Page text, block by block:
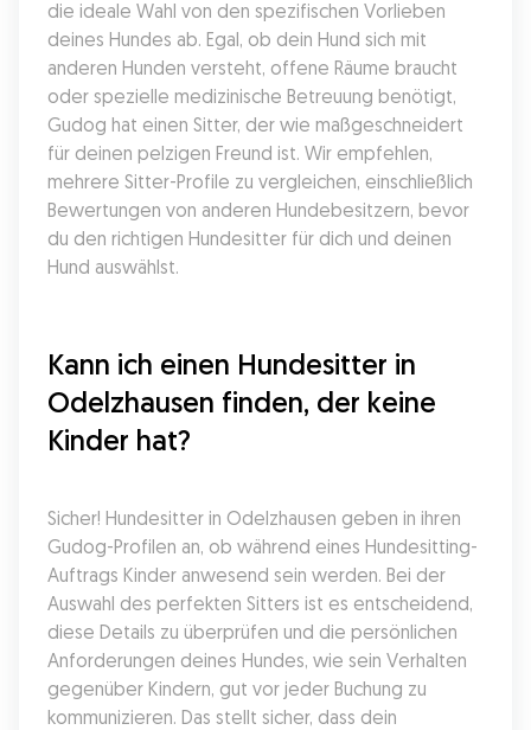
die ideale Wahl von den spezifischen Vorlieben
deines Hundes ab. Egal, ob dein Hund sich mit
anderen Hunden versteht, offene Räume braucht
oder spezielle medizinische Betreuung benötigt,
Gudog hat einen Sitter, der wie maßgeschneidert
für deinen pelzigen Freund ist. Wir empfehlen,
mehrere Sitter-Profile zu vergleichen, einschließlich
Bewertungen von anderen Hundebesitzern, bevor
du den richtigen Hundesitter für dich und deinen
Hund auswählst.
Kann ich einen Hundesitter in
Odelzhausen finden, der keine
Kinder hat?
Sicher! Hundesitter in Odelzhausen geben in ihren
Gudog-Profilen an, ob während eines Hundesitting-
Auftrags Kinder anwesend sein werden. Bei der
Auswahl des perfekten Sitters ist es entscheidend,
diese Details zu überprüfen und die persönlichen
Anforderungen deines Hundes, wie sein Verhalten
gegenüber Kindern, gut vor jeder Buchung zu
kommunizieren. Das stellt sicher, dass dein